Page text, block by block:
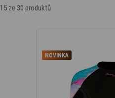
Podle barvy
Produkty, které jsou
15 ze 30 produktů
NOVINKA